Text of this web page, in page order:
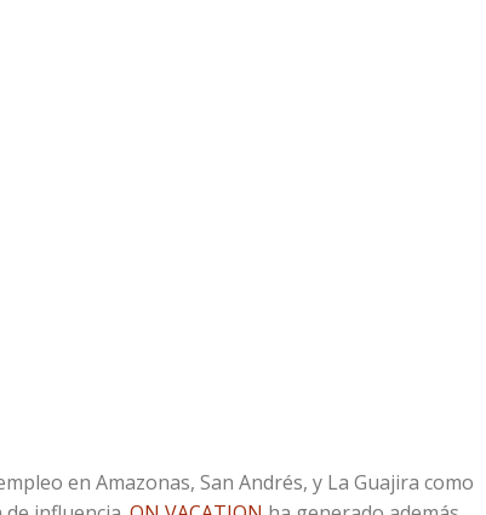
en Amazonas, San Andrés, y La Guajira como